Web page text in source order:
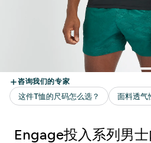
Engage投入系列男